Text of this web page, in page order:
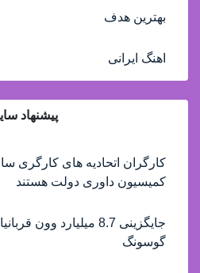
بهترین هدف
اهنگ ایرانی
پیشنهاد
کارگران اتحادیه های کارگری
کمیسیون داوری دولت هستند
گوسونگ